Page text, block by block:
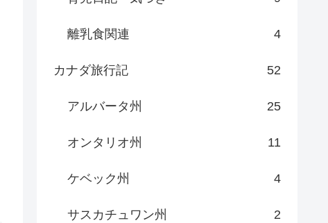
離乳食関連 4
カナダ旅行記 52
アルバータ州 25
オンタリオ州 11
ケベック州 4
サスカチュワン州 2